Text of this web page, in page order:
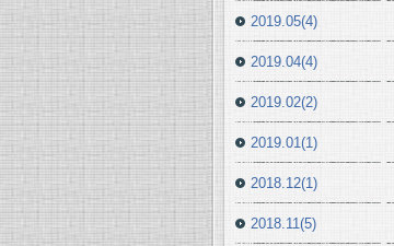
2019.05(4)
2019.04(4)
2019.02(2)
2019.01(1)
2018.12(1)
2018.11(5)